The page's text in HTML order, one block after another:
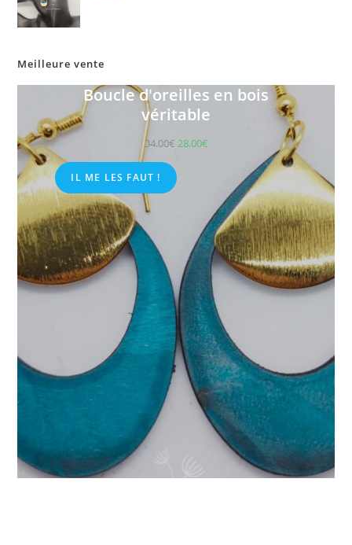
Meilleure vente
Boucle d'oreilles en bois
véritable
34.00€ 28.00€
IL ME LES FAUT !